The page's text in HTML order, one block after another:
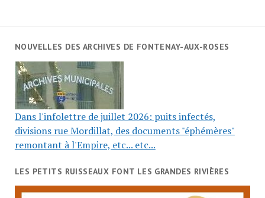
NOUVELLES DES ARCHIVES DE FONTENAY-AUX-ROSES
Dans l'infolettre de juillet 2026: puits infectés,
divisions rue Mordillat, des documents "éphémères"
remontant à l'Empire, etc... etc...
LES PETITS RUISSEAUX FONT LES GRANDES RIVIÈRES